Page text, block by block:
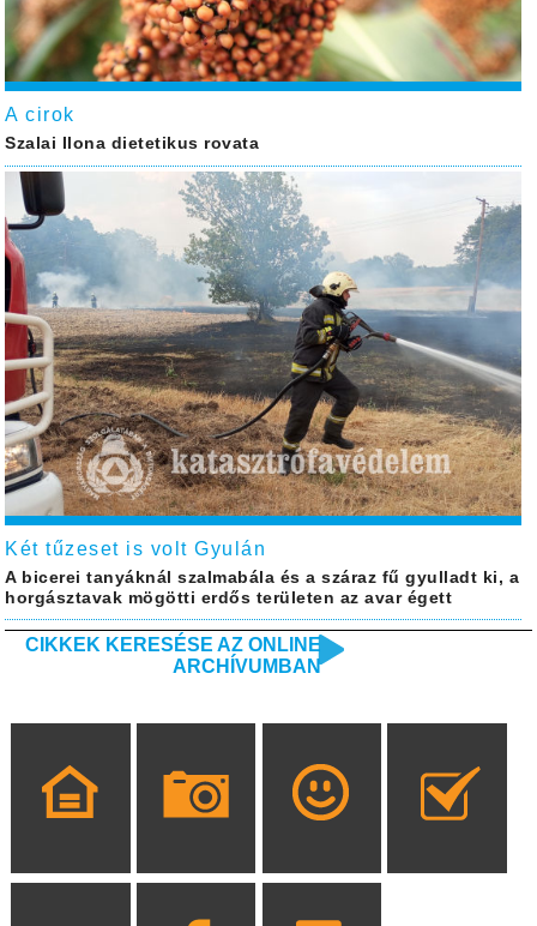
A cirok
Szalai Ilona dietetikus rovata
Két tűzeset is volt Gyulán
A bicerei tanyáknál szalmabála és a száraz fű gyulladt ki, a
horgásztavak mögötti erdős területen az avar égett
CIKKEK KERESÉSE AZ ONLINE
ARCHÍVUMBAN